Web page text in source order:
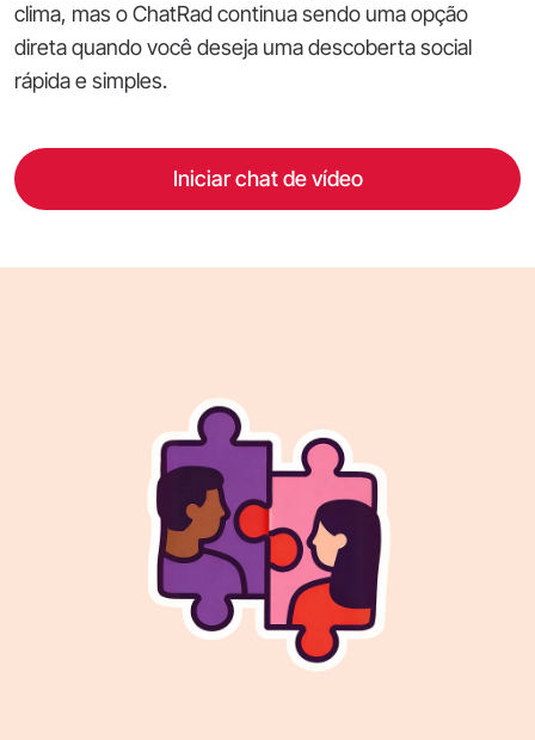
clima, mas o ChatRad continua sendo uma opção
direta quando você deseja uma descoberta social
rápida e simples.
Iniciar chat de vídeo